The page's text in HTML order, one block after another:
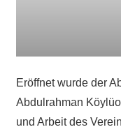
Eröffnet wurde der
Abdulrahman
und Arbeit des